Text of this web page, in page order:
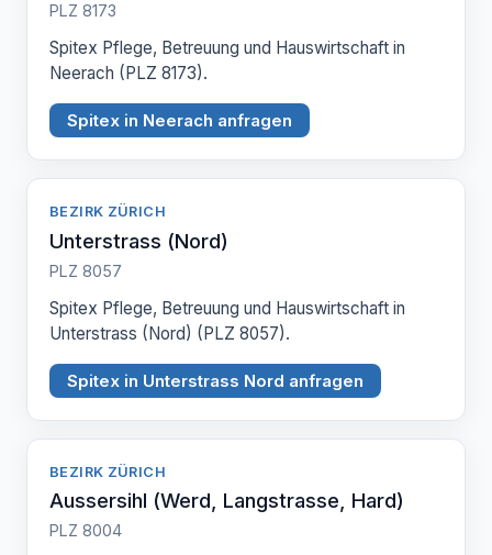
PLZ 8173
Spitex Pflege, Betreuung und Hauswirtschaft in
Neerach (PLZ 8173).
Spitex in Neerach anfragen
BEZIRK ZÜRICH
Unterstrass (Nord)
PLZ 8057
Spitex Pflege, Betreuung und Hauswirtschaft in
Unterstrass (Nord) (PLZ 8057).
Spitex in Unterstrass Nord anfragen
BEZIRK ZÜRICH
Aussersihl (Werd, Langstrasse, Hard)
PLZ 8004